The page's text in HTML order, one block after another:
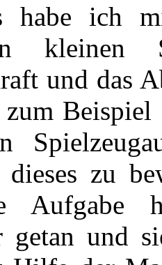
habe ich
und das
Beispiel
dieses zu
Aufgabe
getan und